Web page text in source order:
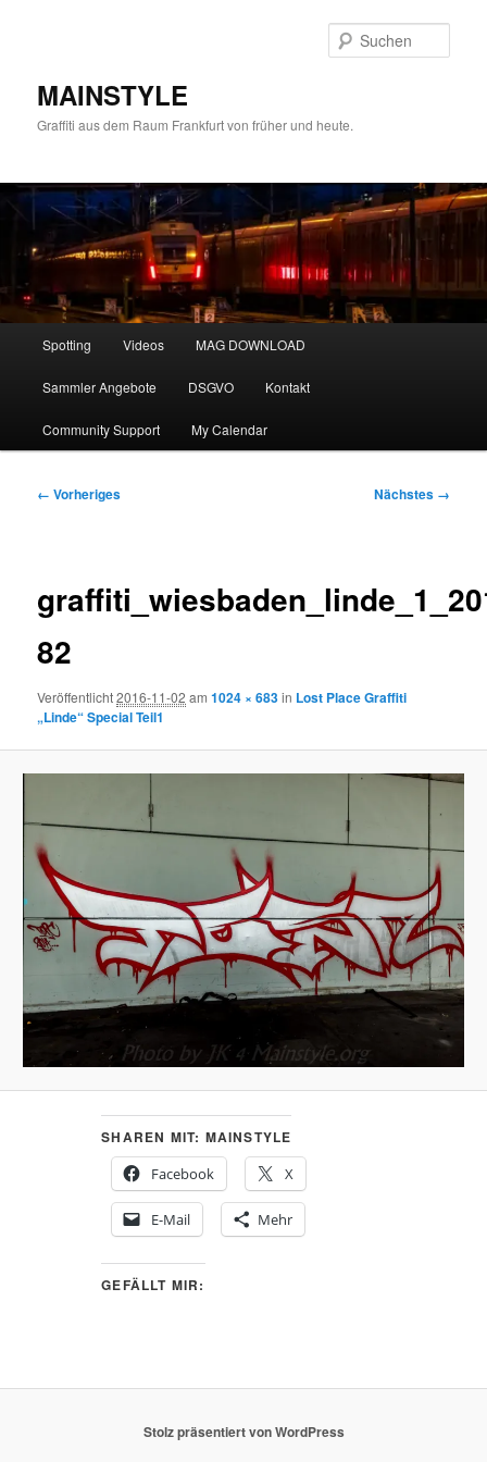
MAINSTYLE
Graffiti aus dem Raum Frankfurt von früher und heute.
Spotting Videos MAG DOWNLOAD
Sammler Angebote DSGVO Kontakt
Community Support My Calendar
Bilder-
← Vorheriges Nächstes →
82
Veröffentlicht2016-11-02 am1024 × 683in Lost Place Graffiti
„Linde“ Special Teil1
SHAREN MIT: MAINSTYLE
Facebook
X
E-Mail Mehr
GEFÄLLT MIR:
Stolz präsentiert von WordPress